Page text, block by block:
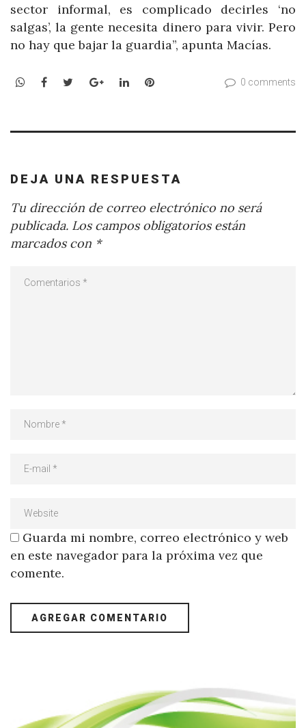
sector informal, es complicado decirles ‘no
salgas’, la gente necesita dinero para vivir. Pero
no hay que bajar la guardia”, apunta Macías.
WhatsApp
Facebook
TwitterGoogle+LinkedInPinterest 0 comments
DEJA UNA RESPUESTA
Tu dirección de correo electrónico no será
publicada. Los campos obligatorios están
marcados con *
Guarda mi nombre, correo electrónico y web
en este navegador para la próxima vez que
comente.